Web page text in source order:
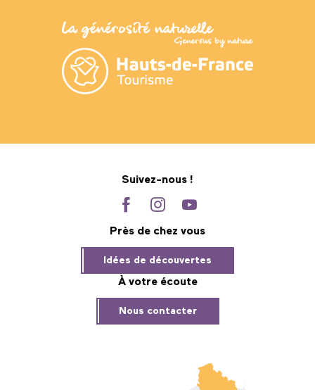
Suivez-nous !
Près de chez vous
Idées de découvertes
À votre écoute
Nous contacter